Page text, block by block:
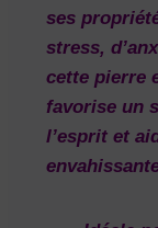
ses
stress,
cette pierre
favorise un
l’esprit et